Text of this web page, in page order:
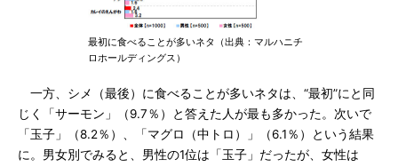
最初に食べることが多いネタ（出典：マルハニチ
ロホールディングス）
一方、シメ（最後）に食べることが多いネタは、“最初”にと同
じく「サーモン」（9.7％）と答えた人が最も多かった。次いで
「玉子」（8.2％）、「マグロ（中トロ）」（6.1％）という結果
に。男女別でみると、男性の1位は「玉子」だったが、女性は